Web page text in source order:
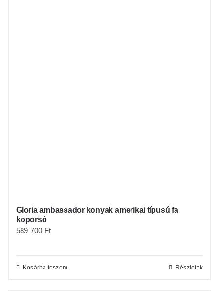
Gloria ambassador konyak amerikai típusú fa
koporsó
589 700 Ft
Kosárba teszem Részletek